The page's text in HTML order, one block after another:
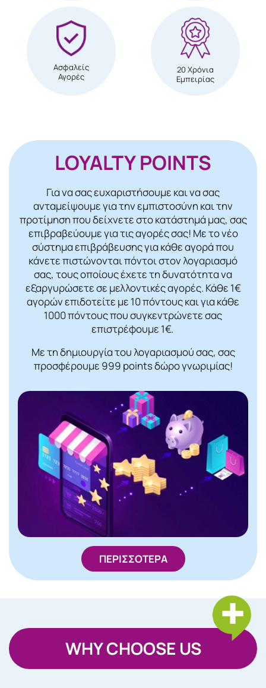
Ασφαλείς
Αγορές
20 Χρόνια
Εμπειρίας
LOYALTY POINTS
Για να σας ευχαριστήσουμε και να σας
ανταμείψουμε για την εμπιστοσύνη και την
προτίμηση που δείχνετε στο κατάστημά μας, σας
επιβραβεύουμε για τις αγορές σας! Mε το νέο
σύστημα επιβράβευσης για κάθε αγορά που
κάνετε πιστώνονται πόντοι στον λογαριασμό
σας, τους οποίους έχετε τη δυνατότητα να
εξαργυρώσετε σε μελλοντικές αγορές. Κάθε 1€
αγορών επιδοτείτε με 10 πόντους και για κάθε
1000 πόντους που συγκεντρώνετε σας
επιστρέφουμε 1€.
Με τη δημιουργία του λογαριασμού σας, σας
προσφέρουμε 999 points δώρο γνωριμίας!
ΠΕΡΙΣΣΟΤΕΡΑ
WHY CHOOSE US